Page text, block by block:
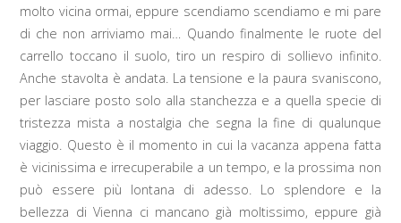
molto vicina ormai, eppure scendiamo scendiamo e mi pare
di che non arriviamo mai… Quando finalmente le ruote del
carrello toccano il suolo, tiro un respiro di sollievo infinito.
Anche stavolta è andata. La tensione e la paura svaniscono,
per lasciare posto solo alla stanchezza e a quella specie di
tristezza mista a nostalgia che segna la fine di qualunque
viaggio. Questo è il momento in cui la vacanza appena fatta
è vicinissima e irrecuperabile a un tempo, e la prossima non
può essere più lontana di adesso. Lo splendore e la
bellezza di Vienna ci mancano già moltissimo, eppure già